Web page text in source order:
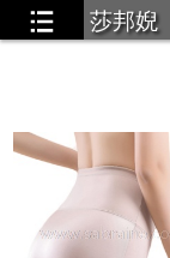
莎邦婗